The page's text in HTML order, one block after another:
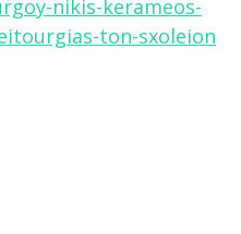
nikis-kerameos-
ton-sxoleion